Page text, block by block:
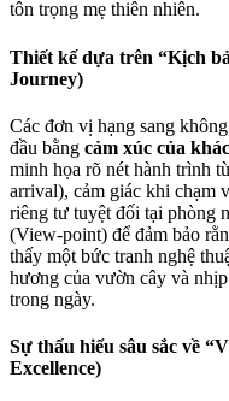
tôn trọng mẹ thiên nhiên.
Thiết kế dựa trên “Kịch
Journey)
Các đơn vị hạng sang
đầu bằng cảm xúc của
minh họa rõ nét hành trình
arrival), cảm giác khi chạm
riêng tư tuyệt đối tại phòng
(View-point) để đảm bảo
thấy một bức tranh nghệ
hương của vườn cây và
trong ngày.
Sự thấu hiểu sâu sắc về
Excellence)